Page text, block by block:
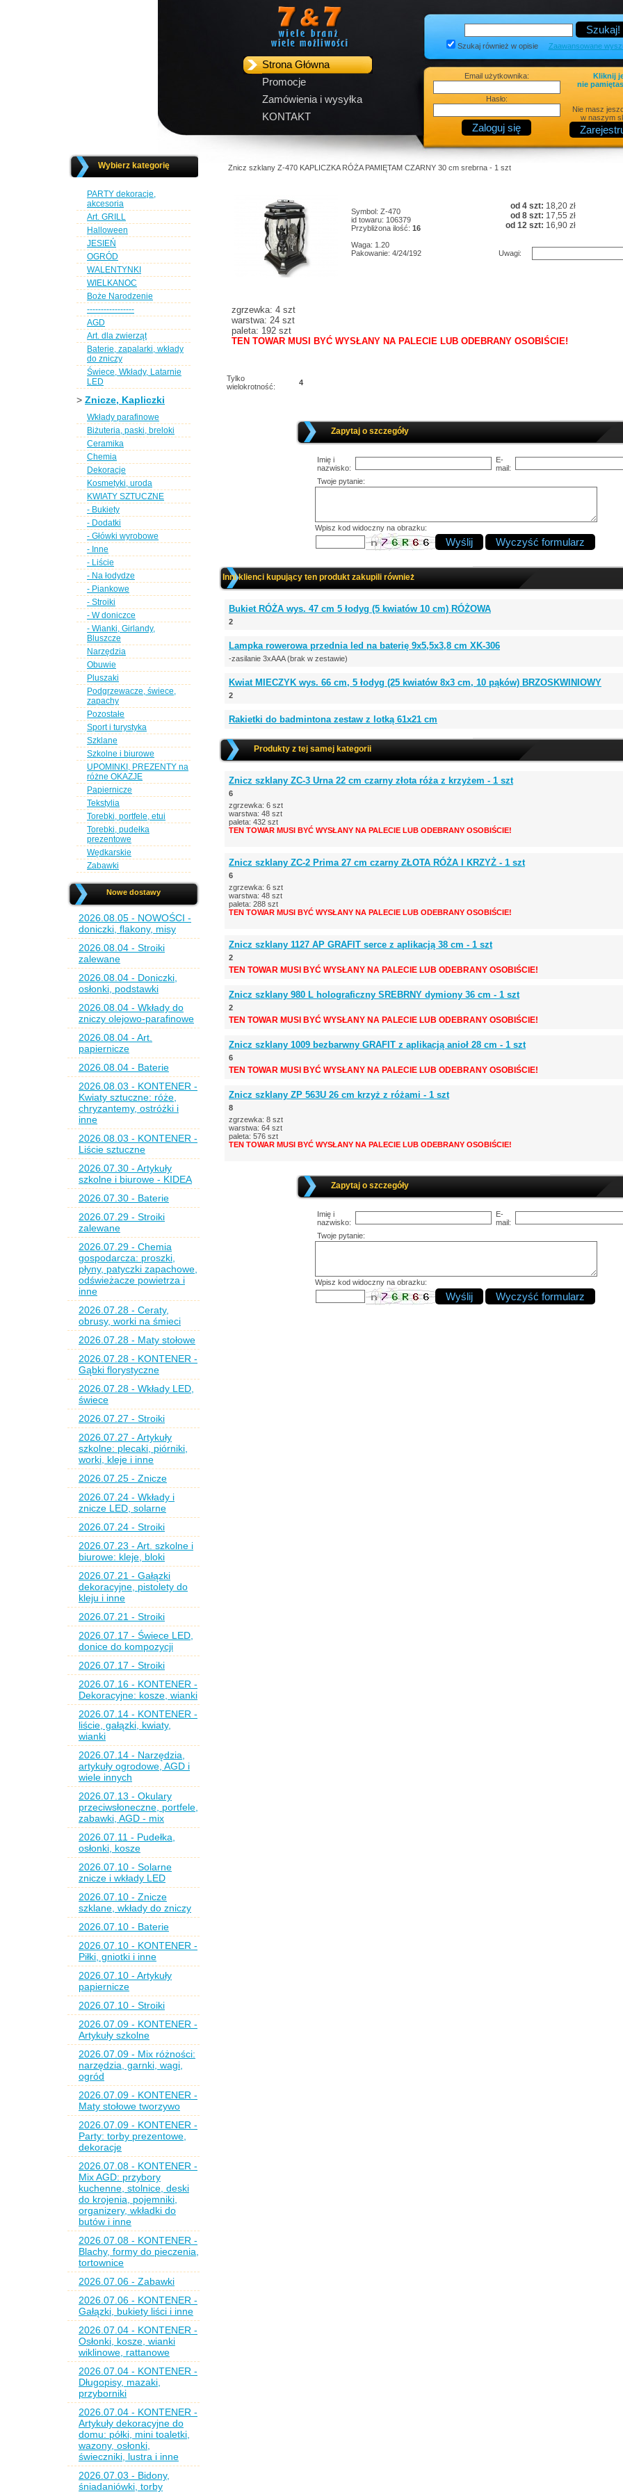
Strona Główna
Promocje
Zamówienia i wysyłka
KONTAKT
Szukaj również w opisie Zaawansowane
Email użytkownika:
Hasło:
Kliknij
nie
Nie masz
w naszym
Wybierz kategorię
PARTY dekoracje,
akcesoria
Art. GRILL
Halloween
JESIEŃ
OGRÓD
WALENTYNKI
WIELKANOC
Boże Narodzenie
-----------------
AGD
Art. dla zwierząt
Baterie, zapalarki, wkłady
do zniczy
Świece, Wkłady, Latarnie
LED
> Znicze, Kapliczki
Wkłady parafinowe
Biżuteria, paski, breloki
Ceramika
Chemia
Dekoracje
Kosmetyki, uroda
KWIATY SZTUCZNE
- Bukiety
- Dodatki
- Główki wyrobowe
- Inne
- Liście
- Na łodydze
- Piankowe
- Stroiki
- W doniczce
- Wianki, Girlandy,
Bluszcze
Narzędzia
Obuwie
Pluszaki
Podgrzewacze, świece,
zapachy
Pozostałe
Sport i turystyka
Szklane
Szkolne i biurowe
UPOMINKI, PREZENTY na
różne OKAZJE
Papiernicze
Tekstylia
Torebki, portfele, etui
Torebki, pudełka
prezentowe
Wędkarskie
Zabawki
Nowe dostawy
2026.08.05 - NOWOŚCI -
doniczki, flakony, misy
2026.08.04 - Stroiki
zalewane
2026.08.04 - Doniczki,
osłonki, podstawki
2026.08.04 - Wkłady do
zniczy olejowo-parafinowe
2026.08.04 - Art.
papiernicze
2026.08.04 - Baterie
2026.08.03 - KONTENER -
Kwiaty sztuczne: róże,
chryzantemy, ostróżki i
inne
2026.08.03 - KONTENER -
Liście sztuczne
2026.07.30 - Artykuły
szkolne i biurowe - KIDEA
2026.07.30 - Baterie
2026.07.29 - Stroiki
zalewane
2026.07.29 - Chemia
gospodarcza: proszki,
płyny, patyczki zapachowe,
odświeżacze powietrza i
inne
2026.07.28 - Ceraty,
obrusy, worki na śmieci
2026.07.28 - Maty stołowe
2026.07.28 - KONTENER -
Gąbki florystyczne
2026.07.28 - Wkłady LED,
świece
2026.07.27 - Stroiki
2026.07.27 - Artykuły
szkolne: plecaki, piórniki,
worki, kleje i inne
2026.07.25 - Znicze
2026.07.24 - Wkłady i
znicze LED, solarne
2026.07.24 - Stroiki
2026.07.23 - Art. szkolne i
biurowe: kleje, bloki
2026.07.21 - Gałązki
dekoracyjne, pistolety do
kleju i inne
2026.07.21 - Stroiki
2026.07.17 - Świece LED,
donice do kompozycji
2026.07.17 - Stroiki
2026.07.16 - KONTENER -
Dekoracyjne: kosze, wianki
2026.07.14 - KONTENER -
liście, gałązki, kwiaty,
wianki
2026.07.14 - Narzędzia,
artykuły ogrodowe, AGD i
wiele innych
2026.07.13 - Okulary
przeciwsłoneczne, portfele,
zabawki, AGD - mix
2026.07.11 - Pudełka,
osłonki, kosze
2026.07.10 - Solarne
znicze i wkłady LED
2026.07.10 - Znicze
szklane, wkłady do zniczy
2026.07.10 - Baterie
2026.07.10 - KONTENER -
Piłki, gniotki i inne
2026.07.10 - Artykuły
papiernicze
2026.07.10 - Stroiki
2026.07.09 - KONTENER -
Artykuły szkolne
2026.07.09 - Mix różności:
narzędzia, garnki, wagi,
ogród
2026.07.09 - KONTENER -
Maty stołowe tworzywo
2026.07.09 - KONTENER -
Party: torby prezentowe,
dekoracje
2026.07.08 - KONTENER -
Mix AGD: przybory
kuchenne, stolnice, deski
do krojenia, pojemniki,
organizery, wkładki do
butów i inne
2026.07.08 - KONTENER -
Blachy, formy do pieczenia,
tortownice
2026.07.06 - Zabawki
2026.07.06 - KONTENER -
Gałązki, bukiety liści i inne
2026.07.04 - KONTENER -
Osłonki, kosze, wianki
wiklinowe, rattanowe
2026.07.04 - KONTENER -
Długopisy, mazaki,
przyborniki
2026.07.04 - KONTENER -
Artykuły dekoracyjne do
domu: półki, mini toaletki,
wazony, osłonki,
świeczniki, lustra i inne
2026.07.03 - Bidony,
śniadaniówki, torby
Znicz szklany Z-470 KAPLICZKA RÓŻA PAMIĘTAM CZARNY 30 cm srebrna - 1 szt
Symbol: Z-470
id towaru: 106379
Przybliżona ilość: 16
Waga: 1.20
Pakowanie: 4/24/192
od 4 szt: 18,20 zł
od 8 szt: 17,55 zł
od 12 szt: 16,90 zł
Uwagi:
zgrzewka: 4 szt
warstwa: 24 szt
paleta: 192 szt
TEN TOWAR MUSI BYĆ WYSŁANY NA PALECIE LUB ODEBRANY OSOBIŚCIE!
Tylko
wielokrotność:
4
Zapytaj o szczegóły
Imię i
nazwisko:
E-
mail:
Twoje pytanie:
Wpisz kod widoczny na obrazku:
Inni klienci kupujący ten produkt zakupili również
Bukiet RÓŻA wys. 47 cm 5 łodyg (5 kwiatów 10 cm) RÓŻOWA
2
Lampka rowerowa przednia led na baterię 9x5,5x3,8 cm XK-306
-zasilanie 3xAAA (brak w zestawie)
Kwiat MIECZYK wys. 66 cm, 5 łodyg (25 kwiatów 8x3 cm, 10 pąków) BRZOSKWINIOWY
2
Rakietki do badmintona zestaw z lotką 61x21 cm
Produkty z tej samej kategorii
Znicz szklany ZC-3 Urna 22 cm czarny złota róża z krzyżem - 1 szt
6
zgrzewka: 6 szt
warstwa: 48 szt
paleta: 432 szt
TEN TOWAR MUSI BYĆ WYSŁANY NA PALECIE LUB ODEBRANY OSOBIŚCIE!
Znicz szklany ZC-2 Prima 27 cm czarny ZŁOTA RÓŻA I KRZYŻ - 1 szt
6
zgrzewka: 6 szt
warstwa: 48 szt
paleta: 288 szt
TEN TOWAR MUSI BYĆ WYSŁANY NA PALECIE LUB ODEBRANY OSOBIŚCIE!
Znicz szklany 1127 AP GRAFIT serce z aplikacją 38 cm - 1 szt
2
TEN TOWAR MUSI BYĆ WYSŁANY NA PALECIE LUB ODEBRANY OSOBIŚCIE!
Znicz szklany 980 L holograficzny SREBRNY dymiony 36 cm - 1 szt
2
TEN TOWAR MUSI BYĆ WYSŁANY NA PALECIE LUB ODEBRANY OSOBIŚCIE!
Znicz szklany 1009 bezbarwny GRAFIT z aplikacją anioł 28 cm - 1 szt
6
TEN TOWAR MUSI BYĆ WYSŁANY NA PALECIE LUB ODEBRANY OSOBIŚCIE!
Znicz szklany ZP 563U 26 cm krzyż z różami - 1 szt
8
zgrzewka: 8 szt
warstwa: 64 szt
paleta: 576 szt
TEN TOWAR MUSI BYĆ WYSŁANY NA PALECIE LUB ODEBRANY OSOBIŚCIE!
Zapytaj o szczegóły
Imię i
nazwisko:
E-
mail:
Twoje pytanie:
Wpisz kod widoczny na obrazku: